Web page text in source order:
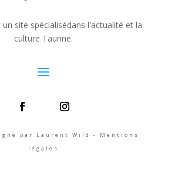
site spécialisédans l'actualité et la
culture Taurine.
par Laurent Wild - Mentions
légales